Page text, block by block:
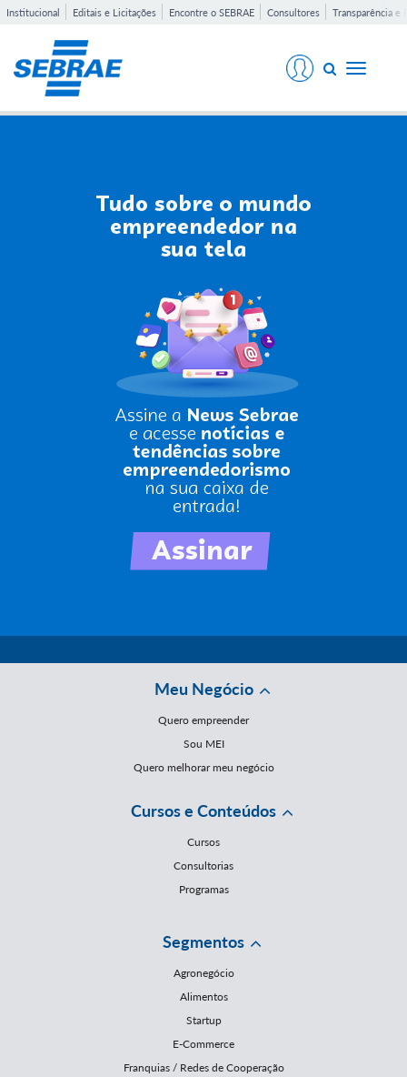
Institucional Editais e Licitações Encontre o SEBRAE Consultores Transparência e
Toggle
Meu Negócio
Quero empreender
Sou MEI
Quero melhorar meu negócio
Cursos e Conteúdos
Cursos
Consultorias
Programas
Segmentos
Agronegócio
Alimentos
Startup
E-Commerce
Franquias / Redes de Cooperação